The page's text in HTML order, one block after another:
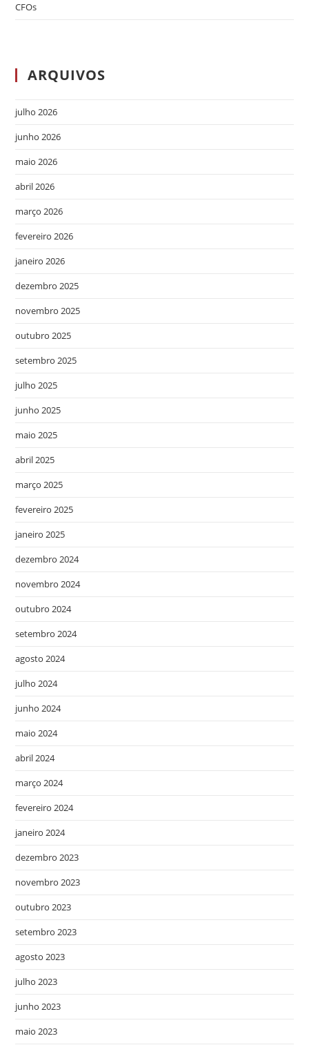
CFOs
ARQUIVOS
julho 2026
junho 2026
maio 2026
abril 2026
março 2026
fevereiro 2026
janeiro 2026
dezembro 2025
novembro 2025
outubro 2025
setembro 2025
julho 2025
junho 2025
maio 2025
abril 2025
março 2025
fevereiro 2025
janeiro 2025
dezembro 2024
novembro 2024
outubro 2024
setembro 2024
agosto 2024
julho 2024
junho 2024
maio 2024
abril 2024
março 2024
fevereiro 2024
janeiro 2024
dezembro 2023
novembro 2023
outubro 2023
setembro 2023
agosto 2023
julho 2023
junho 2023
maio 2023